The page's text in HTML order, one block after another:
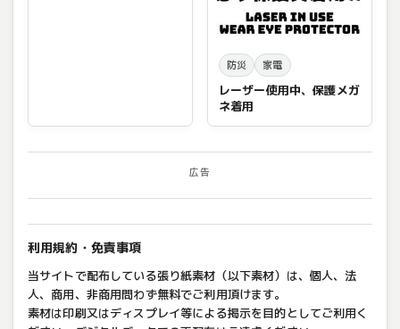
防災 家電
レーザー使用中、保護メガ
ネ着用
広告
利用規約・免責事項
当サイトで配布している張り紙素材（以下素材）は、個人、法
人、商用、非商用問わず無料でご利用頂けます。
素材は印刷又はディスプレイ等による掲示を目的としてご利用く